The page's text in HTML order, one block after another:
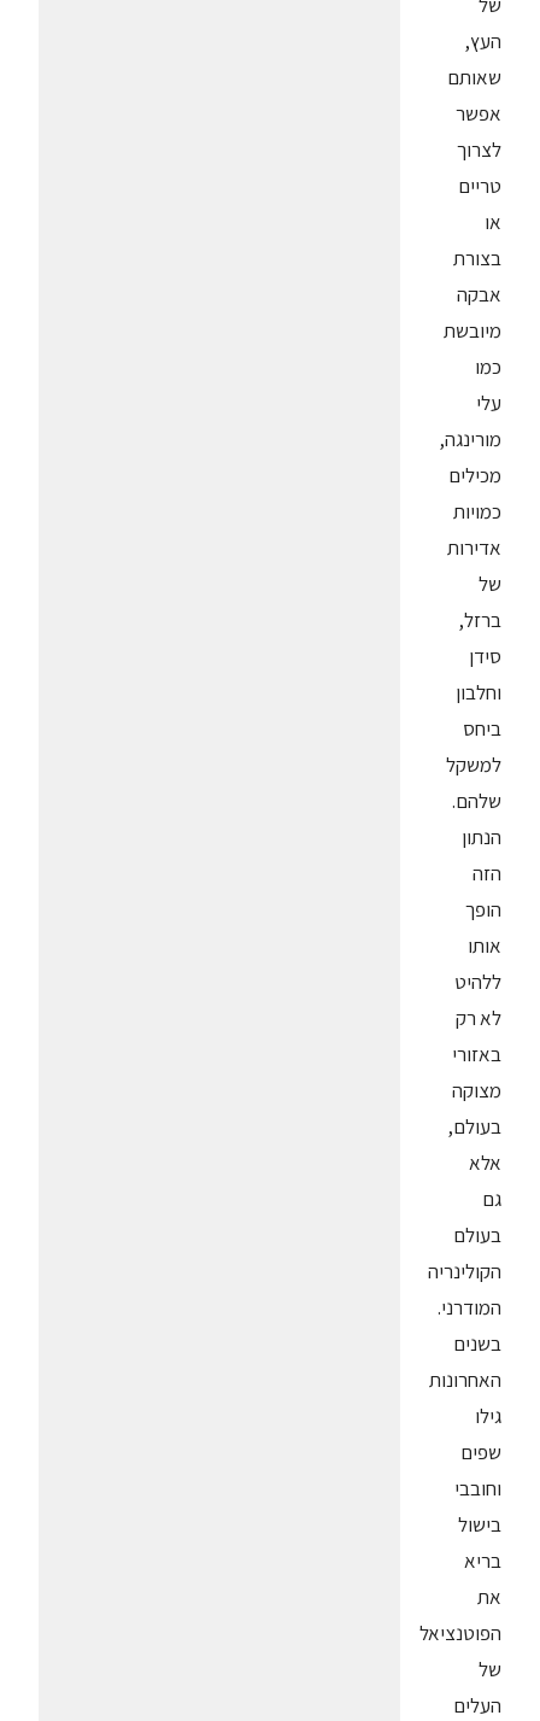
העץ,
שאותם
אפשר
לצרוך
טריים
או
בצורת
אבקה
מיובשת
כמו
עלי
מורינגה,
מכילים
כמויות
אדירות
של
ברזל,
סידן
וחלבון
ביחס
למשקל
שלהם.
הנתון
הזה
הופך
אותו
ללהיט
לא רק
באזורי
מצוקה
בעולם,
אלא
גם
בעולם
הקולינריה
המודרני.
בשנים
האחרונות
גילו
שפים
וחובבי
בישול
בריא
את
הפוטנציאל
של
העלים